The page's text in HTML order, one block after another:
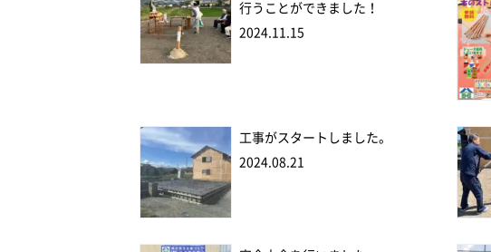
行うことができました！
2024.11.15
工事がスタートしました。
2024.08.21